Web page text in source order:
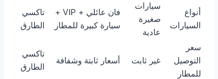
أنواع
السيارات
سيارات
صغيرة
عادية
فان عائلي + VIP +
سيارة كبيرة للمطار
تاكسي
الطارق
سعر
التوصيل
للمطار
غير ثابت أسعار ثابتة وشفافة
تاكسي
الطارق